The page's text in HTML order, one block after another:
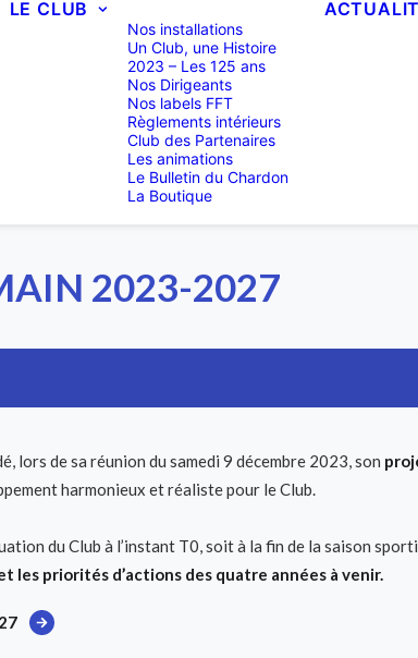
LE CLUB
Nos installations
Un Club, une Histoire
2023 – Les 125 ans
Nos Dirigeants
Nos labels FFT
Règlements intérieurs
Club des Partenaires
Les animations
Le Bulletin du Chardon
La Boutique
2023-2027
lors de sa réunion du samedi 9 décembre 2023, son
harmonieux et réaliste pour le Club.
du Club à l’instant T0, soit à la fin de la saison
les priorités d’actions des quatre années à venir.